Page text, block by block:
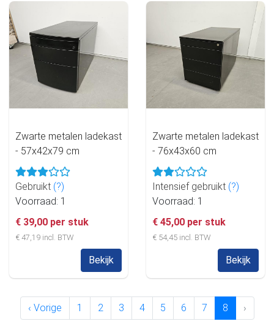
Zwarte metalen ladekast
- 57x42x79 cm
Gebruikt (?)
Voorraad: 1
€ 39,00 per stuk
€ 47,19 incl. BTW
Bekijk
Zwarte metalen ladekast
- 76x43x60 cm
Intensief gebruikt (?)
Voorraad: 1
€ 45,00 per stuk
€ 54,45 incl. BTW
Bekijk
‹ Vorige 1 2 3 4 5 6 7 8 ›